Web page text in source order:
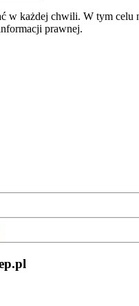
w każdej chwili. W tym celu
prawnej.